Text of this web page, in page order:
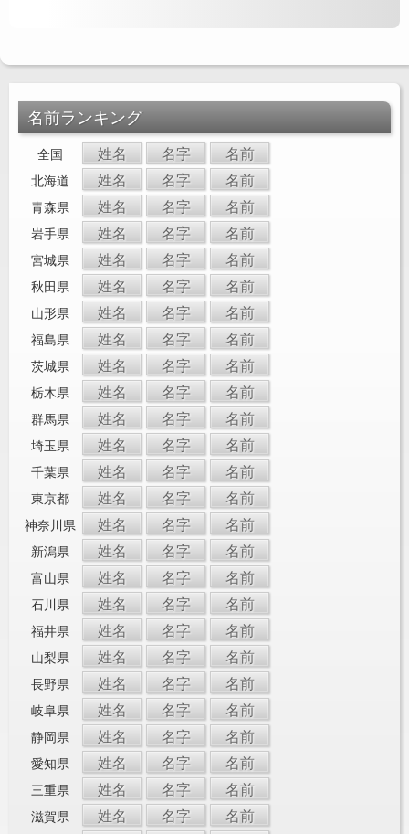
名前ランキング
全国 姓名 名字 名前
北海道 姓名 名字 名前
青森県 姓名 名字 名前
岩手県 姓名 名字 名前
宮城県 姓名 名字 名前
秋田県 姓名 名字 名前
山形県 姓名 名字 名前
福島県 姓名 名字 名前
茨城県 姓名 名字 名前
栃木県 姓名 名字 名前
群馬県 姓名 名字 名前
埼玉県 姓名 名字 名前
千葉県 姓名 名字 名前
東京都 姓名 名字 名前
神奈川県 姓名 名字 名前
新潟県 姓名 名字 名前
富山県 姓名 名字 名前
石川県 姓名 名字 名前
福井県 姓名 名字 名前
山梨県 姓名 名字 名前
長野県 姓名 名字 名前
岐阜県 姓名 名字 名前
静岡県 姓名 名字 名前
愛知県 姓名 名字 名前
三重県 姓名 名字 名前
滋賀県 姓名 名字 名前